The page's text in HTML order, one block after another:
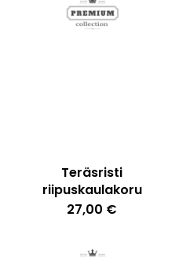
Teräsristi
riipuskaulakoru
27,00 €